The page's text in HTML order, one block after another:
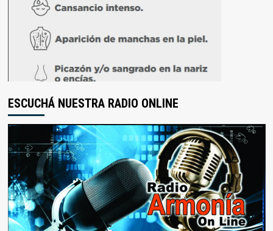
ESCUCHÁ NUESTRA RADIO ONLINE